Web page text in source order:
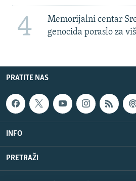
4
Memorijalni centar
genocida poraslo za
PRATITE NAS
INFO
PRETRAŽI